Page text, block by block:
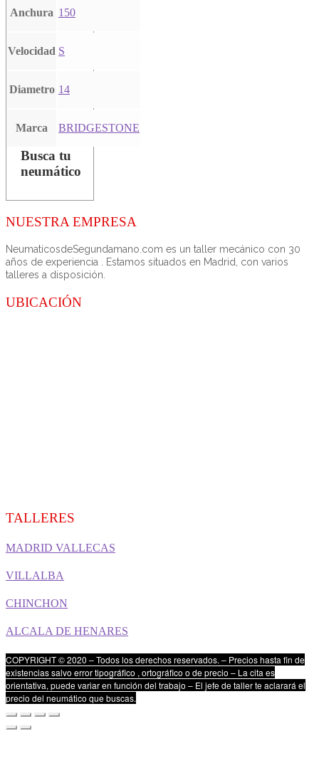
Anchura 150
Velocidad S
Diametro 14
Marca BRIDGESTONE
Busca tu
neumático
NUESTRA EMPRESA
NeumaticosdeSegundamano.com es un taller mecánico con 30
años de experiencia . Estamos situados en Madrid, con varios
talleres a disposición.
UBICACIÓN
TALLERES
MADRID VALLECAS
VILLALBA
CHINCHON
ALCALA DE HENARES
COPYRIGHT © 2020 – Todos los derechos reservados. – Precios hasta fin de
existencias salvo error tipográfico , ortográfico o de precio – La cita es
orientativa, puede variar en función del trabajo – El jefe de taller te aclarará el
precio del neumático que buscas.